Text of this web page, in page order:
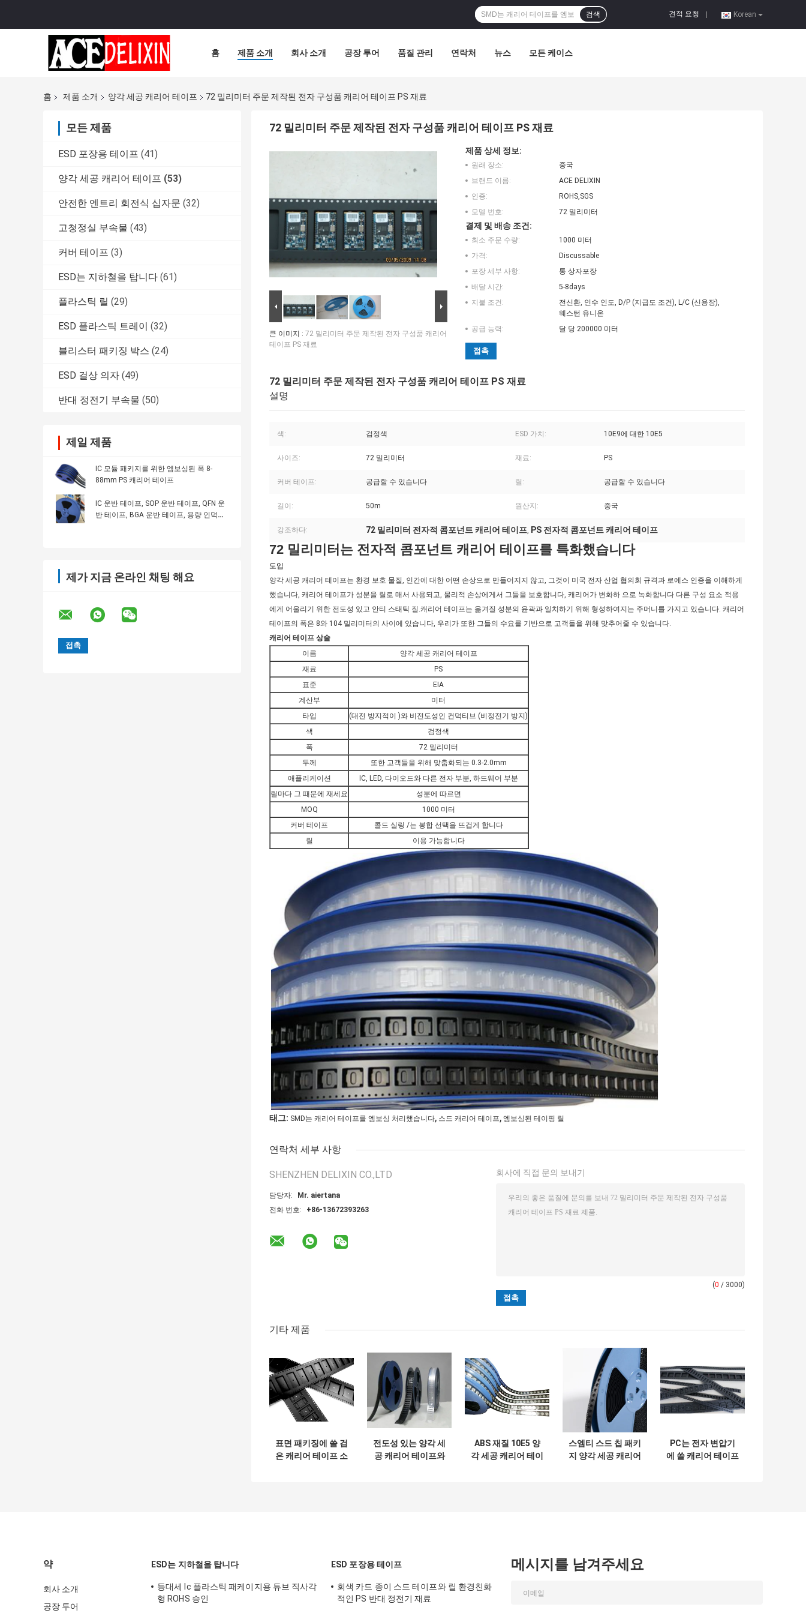
Korean
견적 요청
검색
홈 제품 소개 회사 소개 공장 투어 품질 관리 연락처 뉴스 모든 케이스
홈 제품 소개 양각 세공 캐리어 테이프 72 밀리미터 주문 제작된 전자 구성품 캐리어 테이프 PS 재료
모든 제품
ESD 포장용 테이프 (41)
양각 세공 캐리어 테이프 (53)
안전한 엔트리 회전식 십자문 (32)
고청정실 부속물 (43)
커버 테이프 (3)
ESD는 지하철을 탑니다 (61)
플라스틱 릴 (29)
ESD 플라스틱 트레이 (32)
블리스터 패키징 박스 (24)
ESD 걸상 의자 (49)
반대 정전기 부속물 (50)
제일 제품
IC 모듈 패키지를 위한 엠보싱된 폭 8-
88mm PS 캐리어 테이프
IC 운반 테이프, SOP 운반 테이프, QFN 운
반 테이프, BGA 운반 테이프, 용량 인덕턴
제가 지금 온라인 채팅 해요
72 밀리미터 주문 제작된 전자 구성품 캐리어 테이프 PS 재료
큰 이미지 : 72 밀리미터 주문 제작된 전자 구성품 캐리어
테이프 PS 재료
제품 상세 정보:
원래 장소:
중국
브랜드 이름:
ACE DELIXIN
인증:
ROHS,SGS
모델 번호:
72 밀리미터
결제 및 배송 조건:
최소 주문 수량:
1000 미터
가격:
Discussable
포장 세부 사항:
통 상자포장
배달 시간:
5-8days
지불 조건:
전신환, 인수 인도, D/P (지급도 조건), L/C (신용장),
웨스턴 유니온
공급 능력:
달 당 200000 미터
접촉
72 밀리미터 주문 제작된 전자 구성품 캐리어 테이프 PS 재료
설명
색: 검정색 ESD 가치: 10E9에 대한 10E5
사이즈: 72 밀리미터 재료: PS
커버 테이프: 공급할 수 있습니다 릴: 공급할 수 있습니다
길이: 50m 원산지: 중국
강조하다: 72 밀리미터 전자적 콤포넌트 캐리어 테이프, PS 전자적 콤포넌트 캐리어 테이프
72 밀리미터는 전자적 콤포넌트 캐리어 테이프를 특화했습니다
도입
양각 세공 캐리어 테이프는 환경 보호 물질, 인간에 대한 어떤 손상으로 만들어지지 않고, 그것이 미국 전자 산업 협의회 규격과 로에스 인증을 이해하게
했습니다, 캐리어 테이프가 성분을 릴로 매서 사용되고, 물리적 손상에게서 그들을 보호합니다, 캐리어가 변화하 으로 녹화합니다 다른 구성 요소 적용
에게 어울리기 위한 전도성 있고 안티 스태틱 질.캐리어 테이프는 옮겨질 성분의 윤곽과 일치하기 위해 형성하여지는 주머니를 가지고 있습니다. 캐리어
테이프의 폭은 8와 104 밀리미터의 사이에 있습니다, 우리가 또한 그들의 수요를 기반으로 고객들을 위해 맞추어줄 수 있습니다.
캐리어 테이프 상술
이름
양각 세공 캐리어 테이프
재료
PS
표준
EIA
계산부
미터
타입
(대전 방지적이 )와 비전도성인 컨덕티브 (비정전기 방지)
색
검정색
폭
72 밀리미터
두께
또한 고객들을 위해 맞춤화되는 0.3-2.0mm
애플리케이션
IC, LED, 다이오드와 다른 전자 부분, 하드웨어 부분
릴마다 그 때문에 재세요
성분에 따르면
MOQ
1000 미터
커버 테이프
콜드 실링 /는 봉합 선택을 뜨겁게 합니다
릴
이용 가능합니다
태그: SMD는 캐리어 테이프를 엠보싱 처리했습니다, 스드 캐리어 테이프, 엠보싱된 테이핑 릴
연락처 세부 사항
SHENZHEN DELIXIN CO.,LTD
담당자:
Mr. aiertana
전화 번호:
+86-13672393263
회사에 직접 문의 보내기
(0 / 3000)
기타 제품
표면 패키징에 쓸 검
은 캐리어 테이프 소
전도성 있는 양각 세
공 캐리어 테이프와
ABS 재질 10E5 양
각 세공 캐리어 테이
스엠티 스드 칩 패키
지 양각 세공 캐리어
PC는 전자 변압기
에 쓸 캐리어 테이프
약
회사 소개
공장 투어
ESD는 지하철을 탑니다
등대세 Ic 플라스틱 패케이지용 튜브 직사각
형 ROHS 승인
ESD 포장용 테이프
회색 카드 종이 스드 테이프와 릴 환경친화
적인 PS 반대 정전기 재료
메시지를 남겨주세요